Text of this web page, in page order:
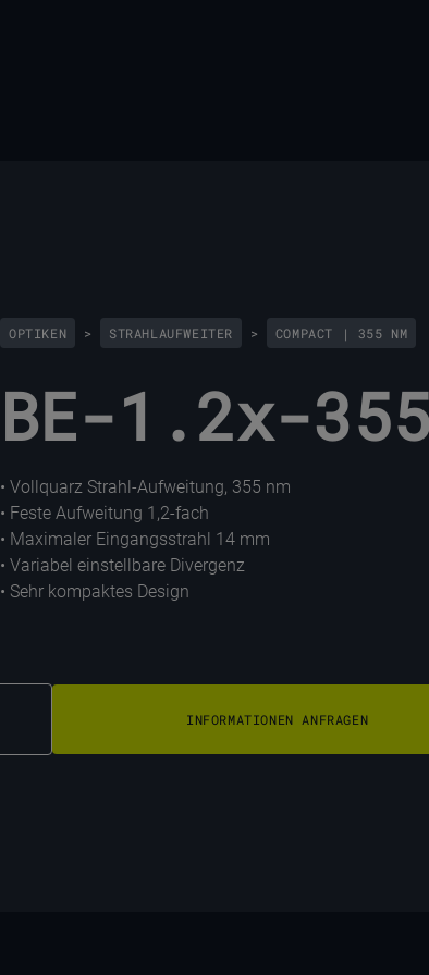
OPTIKEN > STRAHLAUFWEITER > COMPACT | 355 NM
BE-1.2x-
• Vollquarz Strahl-Aufweitung, 355 nm
• Feste Aufweitung 1,2-fach
• Maximaler Eingangsstrahl 14 mm
• Variabel einstellbare Divergenz
• Sehr kompaktes Design
INFORMATIONEN ANFRAGEN